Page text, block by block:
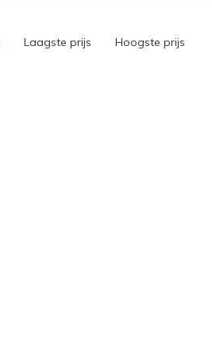
Laagste prijs Hoogste prijs